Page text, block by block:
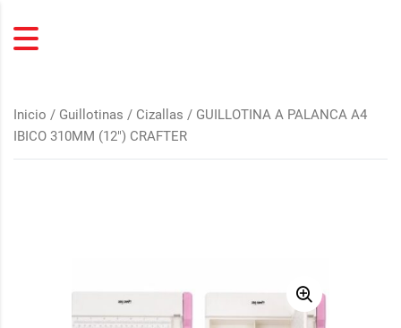
Inicio / Guillotinas / Cizallas / GUILLOTINA A PALANCA A4
IBICO 310MM (12″) CRAFTER